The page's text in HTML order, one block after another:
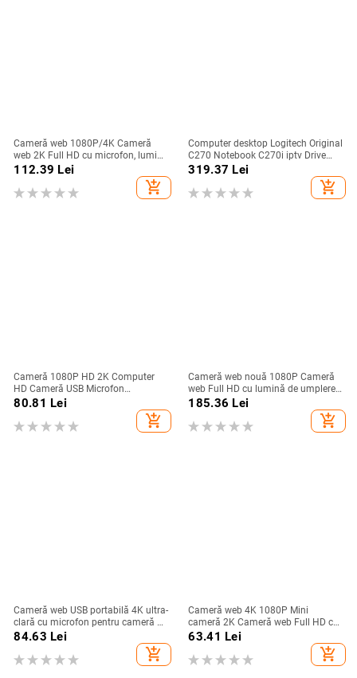
Cameră web 1080P/4K Cameră
web 2K Full HD cu microfon, lumină
de umplere cu LED, cameră web
USB rotativă pentru computer,
laptop, pentru Youtube
112.39 Lei
add_shopping_cart
Computer desktop Logitech Original
C270 Notebook C270i iptv Drive
gratuit Curs online Cameră web
Înregistrare chat video Cameră USB
HD
319.37 Lei
add_shopping_cart
Cameră 1080P HD 2K Computer
HD Cameră USB Microfon
încorporat Cameră de rețea Cameră
web pentru lucru cu microfon
Trepied
80.81 Lei
add_shopping_cart
Cameră web nouă 1080P Cameră
web Full HD cu lumină de umplere
LED Microfon Conexiune USB
Cameră web pentru PC Computer
Mac Laptop Cameră de birou
185.36 Lei
add_shopping_cart
Cameră web USB portabilă 4K ultra-
clară cu microfon pentru cameră de
birou pentru computer, difuzare,
apel video, conferință, cameră web
de lucru
84.63 Lei
add_shopping_cart
Cameră web 4K 1080P Mini
cameră 2K Cameră web Full HD cu
microfon Cameră web USB 30fps
pentru focalizare automată PC
Laptop Cameră de filmare video
63.41 Lei
add_shopping_cart